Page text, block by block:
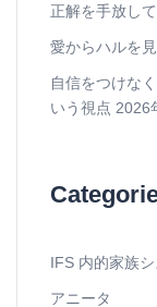
正解を手放し
愛からハルを
自信をつけな
いう視点 2026
IFS 内的家族
アニータ